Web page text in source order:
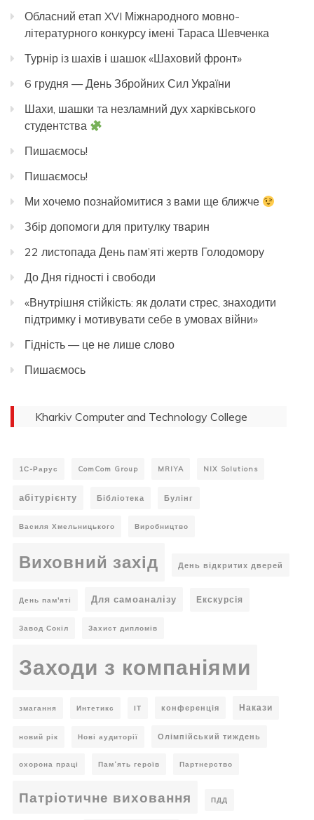
Обласний етап XVI Міжнародного мовно-
літературного конкурсу імені Тараса Шевченка
Турнір із шахів і шашок «Шаховий фронт»
6 грудня — День Збройних Сил України
Шахи, шашки та незламний дух харківського
студентства
Пишаємось!
Пишаємось!
Ми хочемо познайомитися з вами ще ближче
Збір допомоги для притулку тварин
22 листопада День пам’яті жертв Голодомору
До Дня гідності і свободи
«Внутрішня стійкість: як долати стрес, знаходити
підтримку і мотивувати себе в умовах війни»
Гідність — це не лише слово
Пишаємось
Kharkiv Computer and Technology College
1С-Рарус ComCom Group MRIYA NIX Solutions
абітурієнту Бібліотека Булінг
Василя Хмельницького Виробництво
Виховний захід День відкритих дверей
День пам'яті Для самоаналізу Екскурсія
Завод Сокіл Захист дипломів
Заходи з компаніями
змагання Интетикс ІТ конференція Накази
новий рік Нові аудиторії Олімпійський тиждень
охорона праці Пам’ять героїв Партнерство
Патріотичне виховання ПДД